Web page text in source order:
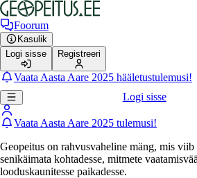
Foorum
Kasulik
Logi sisse
Registreeri
Vaata Aasta Aare 2025 hääletustulemusi!
Logi sisse
Vaata Aasta Aare 2025 tulemusi!
Geopeitus on rahvusvaheline mäng, mis
senikäimata kohtadesse, mitmete
looduskaunitesse paikadesse.